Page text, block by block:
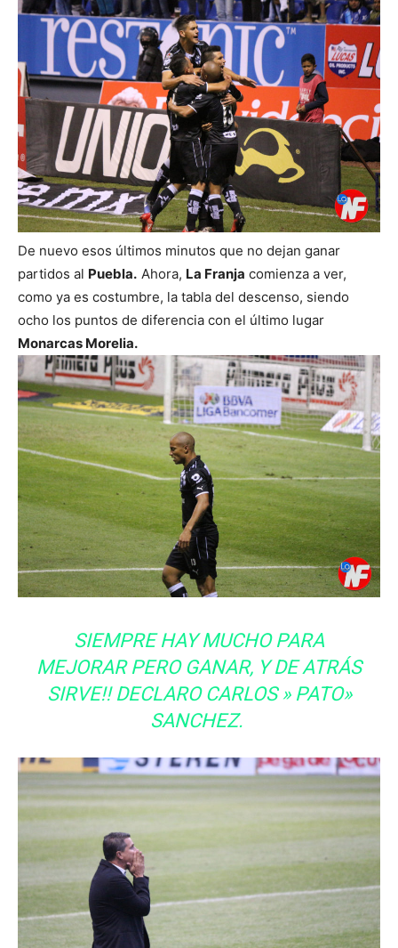
De nuevo esos últimos minutos que no dejan ganar
partidos al Puebla. Ahora, La Franja comienza a ver,
como ya es costumbre, la tabla del descenso, siendo
ocho los puntos de diferencia con el último lugar
Monarcas Morelia.
SIEMPRE HAY MUCHO PARA
MEJORAR PERO GANAR, Y DE ATRÁS
SIRVE!! DECLARO CARLOS » PATO»
SANCHEZ.